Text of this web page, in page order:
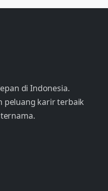
di Indonesia.
peluang karir terbaik